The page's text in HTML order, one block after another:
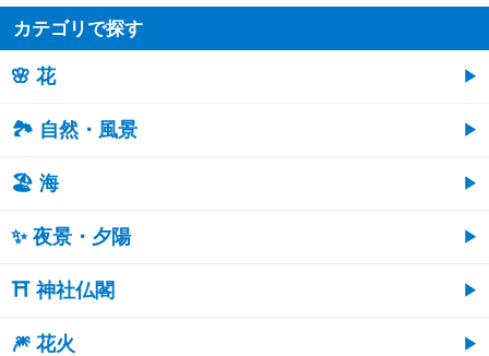
カテゴリで探す
🌸 花
🏞️ 自然・風景
🏖 海
✨ 夜景・夕陽
⛩ 神社仏閣
🎆 花火